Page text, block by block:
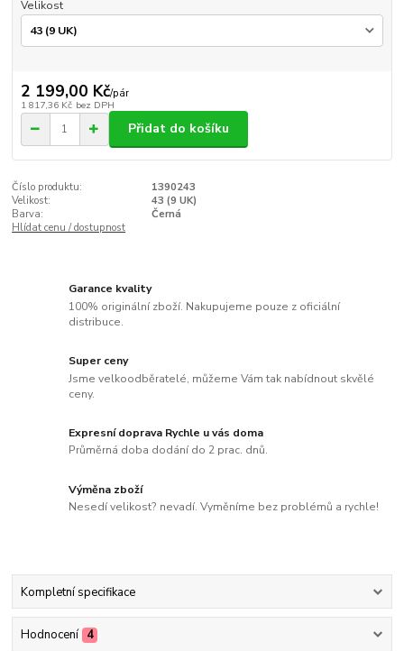
Velikost
2 199,00 Kč/pár
1 817,36 Kč bez DPH
Přidat do košíku
Číslo produktu:
1390243
Velikost:
43 (9 UK)
Barva:
Černá
Hlídat cenu / dostupnost
Garance kvality
100% originální zboží. Nakupujeme pouze z oficiální
distribuce.
Super ceny
Jsme velkoodběratelé, můžeme Vám tak nabídnout skvělé
ceny.
Expresní doprava Rychle u vás doma
Průměrná doba dodání do 2 prac. dnů.
Výměna zboží
Nesedí velikost? nevadí. Vyměníme bez problémů a rychle!
Kompletní specifikace
Hodnocení 4